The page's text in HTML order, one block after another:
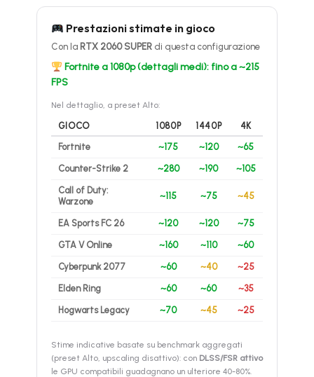
Prestazioni stimate in gioco
Con la RTX 2060 SUPERdi questa configurazione
Fortnite a 1080p (dettagli medi): fino a ~215
FPS
Nel dettaglio, a preset Alto:
GIOCO 1080P 1440P
4K
Fortnite
~175 ~120 ~65
Counter-Strike 2 ~280 ~190 ~105
Call of Duty:
Warzone
~115 ~75 ~45
EA Sports FC 26 ~120 ~120 ~75
GTA V Online ~160 ~110 ~60
Cyberpunk 2077 ~60 ~40 ~25
Elden Ring ~60 ~60 ~35
Hogwarts Legacy ~70 ~45 ~25
Stime indicative basate su benchmark aggregati
(preset Alto, upscaling disattivo): con DLSS/FSR attivo
le GPU compatibili guadagnano un ulteriore 40-80%.